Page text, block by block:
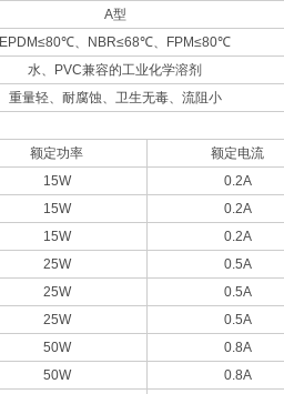
A型
EPDM≤80℃、NBR≤68℃、FPM≤80℃
水、PVC兼容的工业化学溶剂
重量轻、耐腐蚀、卫生无毒、流阻小
额定功率
额定电流
15W
0.2A
15W
0.2A
15W
0.2A
25W
0.5A
25W
0.5A
25W
0.5A
50W
0.8A
50W
0.8A